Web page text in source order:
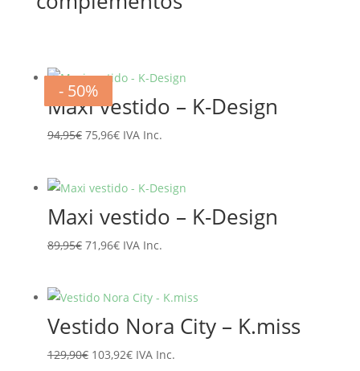
- 20%
Maxi vestido – K-Design
94,95€ El
era:
94,95€.
75,96€El
es:
75,96€.
IVA Inc.
- 20%
Maxi vestido – K-Design
89,95€ El
era:
89,95€.
71,96€El
es:
71,96€.
IVA Inc.
- 20%
Vestido Nora City – K.miss
129,90€ El
103,92€ElIVA Inc.
- 20%
- 20%
- 20%
- 50%
- 50%